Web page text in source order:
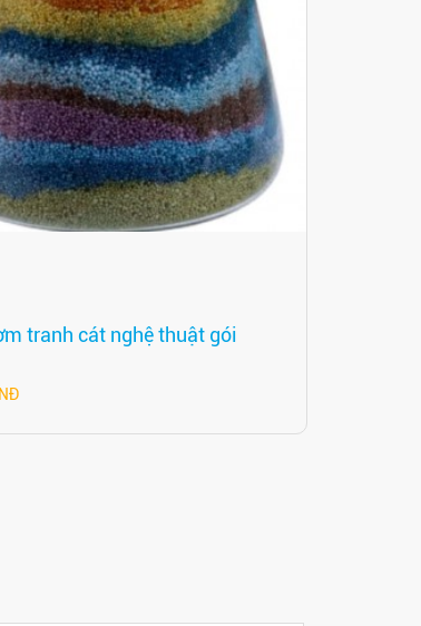
tranh cát nghệ thuật gói